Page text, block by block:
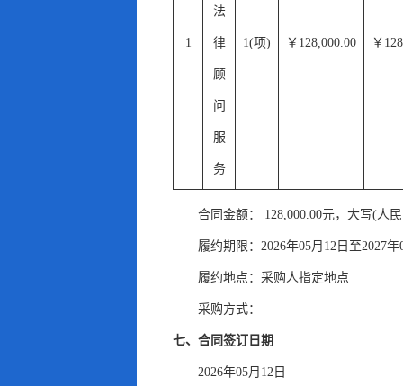
1
法
律
顾
问
服
务
1(项) ￥128,000.00 ￥
合同金额： 128,000.00元， 大写(人
履约期限：2026年05月12日至2027年
履约地点：采购人指定地点
采购方式：
七、合同签订日期
2026年05月12日